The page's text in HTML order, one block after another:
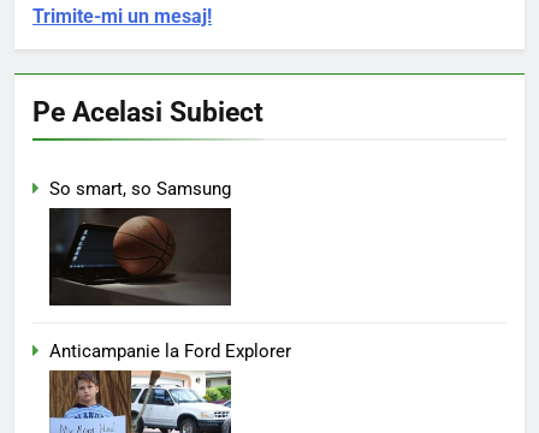
Trimite-mi un mesaj!
Pe Acelasi Subiect
So smart, so Samsung
Anticampanie la Ford Explorer